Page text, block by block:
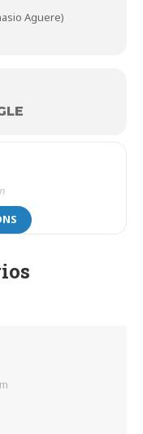
Aguere)